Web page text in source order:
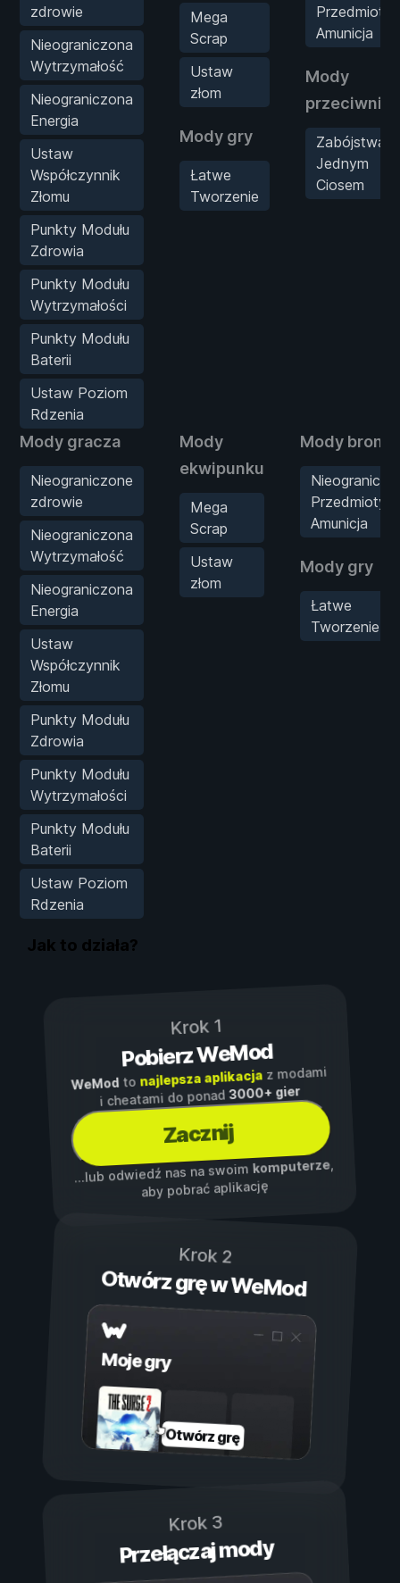
zdrowie
Nieograniczona
Wytrzymałość
Nieograniczona
Energia
Ustaw
Współczynnik
Złomu
Punkty Modułu
Zdrowia
Punkty Modułu
Wytrzymałości
Punkty Modułu
Baterii
Ustaw Poziom
Rdzenia
Mega
Scrap
Ustaw
złom
Mody gry
Łatwe
Tworzenie
Przedmioty
Amunicja
Mody
Zabójstwa
Jednym
Ciosem
Mody gracza
Nieograniczone
zdrowie
Nieograniczona
Wytrzymałość
Nieograniczona
Energia
Ustaw
Współczynnik
Złomu
Punkty Modułu
Zdrowia
Punkty Modułu
Wytrzymałości
Punkty Modułu
Baterii
Ustaw Poziom
Rdzenia
Mody
ekwipunku
Mega
Scrap
Ustaw
złom
Mody broni
Przedmioty -
Amunicja
Mody gry
Łatwe
Tworzenie
Jak to działa?
Krok 1
Pobierz WeMod
WeModto najlepsza aplikacjaz modami
i cheatami do ponad3000+ gier
Zacznij
...lub odwiedź nas na swoim komputerze,
aby pobrać aplikację
Krok 2
Otwórz grę w WeMod
Moje gry
Otwórz grę
Krok 3
Przełączaj mody